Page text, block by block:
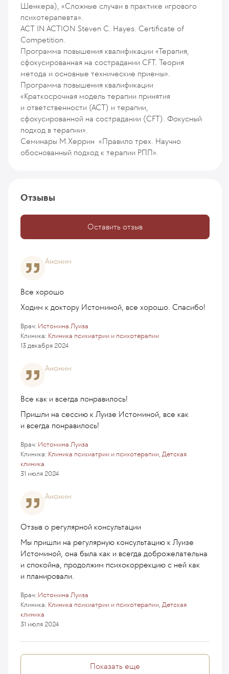
Шенкера), «Сложные случаи в практике игрового
психотерапевта».
ACT IN ACTION Steven C. Hayes. Certificate of
Competition.
Программа повышения квалификации «Терапия,
сфокусированная на сострадании СFT. Теория
метода и основные технические приемы».
Программа повышения квалификации
«Краткосрочная модель терапии принятия
и ответственности (АСТ) и терапии,
сфокусированной на сострадании (СFT). Фокусный
подход в терапии».
Семинары М.Херрин «Правило трех. Научно
обоснованный подход к терапии РПП».
Отзывы
Оставить отзыв
Аноним
Все хорошо
Ходим к доктору Истоминой, все хорошо. Спасибо!
Клиника: Клиника психиатрии и психотерапии
Врач: Истомина Луиза
13 декабря 2024
Аноним
Все как и всегда понравилось!
Пришли на сессию к Луизе Истоминой, все как
и всегда понравилось!
Клиника: Клиника психиатрии и психотерапии, Детская
клиника
Врач: Истомина Луиза
31 июля 2024
Аноним
Отзыв о регулярной консультации
Мы пришли на регулярную консультацию к Луизе
Истоминой, она была как и всегда доброжелательна
и спокойна, продолжим психокоррекцию с ней как
и планировали.
Клиника: Клиника психиатрии и психотерапии, Детская
клиника
Врач: Истомина Луиза
31 июля 2024
Показать еще